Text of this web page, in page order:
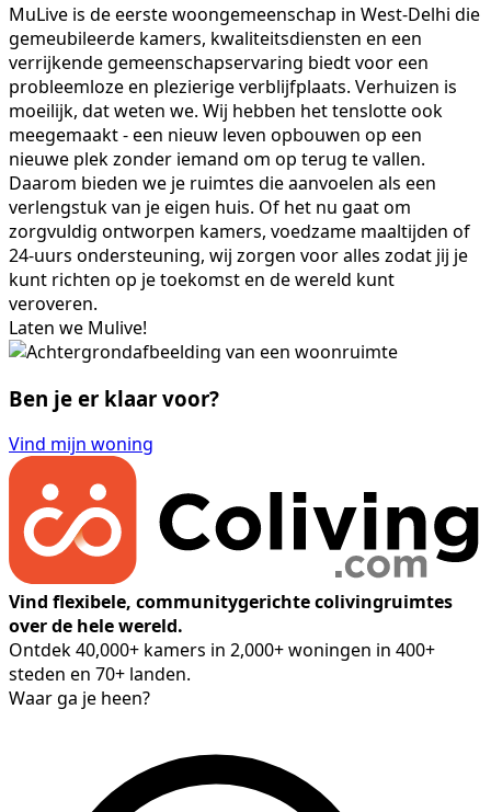
MuLive is de eerste woongemeenschap in West-Delhi die
gemeubileerde kamers, kwaliteitsdiensten en een
verrijkende gemeenschapservaring biedt voor een
probleemloze en plezierige verblijfplaats. Verhuizen is
moeilijk, dat weten we. Wij hebben het tenslotte ook
meegemaakt - een nieuw leven opbouwen op een
nieuwe plek zonder iemand om op terug te vallen.
Daarom bieden we je ruimtes die aanvoelen als een
verlengstuk van je eigen huis. Of het nu gaat om
zorgvuldig ontworpen kamers, voedzame maaltijden of
24-uurs ondersteuning, wij zorgen voor alles zodat jij je
kunt richten op je toekomst en de wereld kunt
veroveren.
Laten we Mulive!
Ben je er klaar voor?
Vind mijn woning
Vind flexibele, communitygerichte colivingruimtes
over de hele wereld.
Ontdek 40,000+ kamers in 2,000+ woningen in 400+
steden en 70+ landen.
Waar ga je heen?